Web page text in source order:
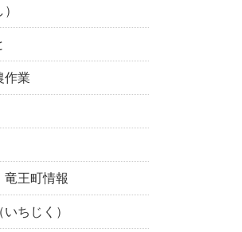
作業
竜王町情報
ちじく）